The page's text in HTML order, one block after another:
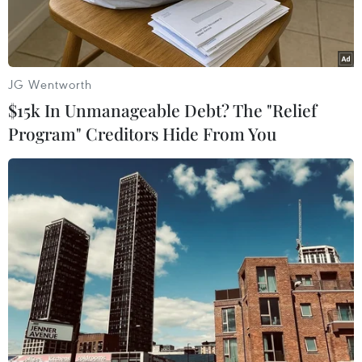
khối A1 và khối D1, không tuyển theo khối A như
mọi năm.
Thí sinh dự thi đại học năm 2014. (Ảnh: Xuân Mai/Vietnam+)
JG Wentworth
$15k In Unmanageable Debt? The "Relief
Program" Creditors Hide From You